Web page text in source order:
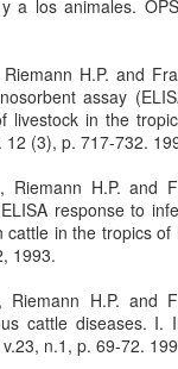
a los animales.
H.P. and
assay
livestock in the
12 (3), p. 717-732.
Riemann H.P. and
response to
cattle in the tropics of
1993.
Riemann H.P. and
cattle diseases. I.
n.1, p. 69-72.